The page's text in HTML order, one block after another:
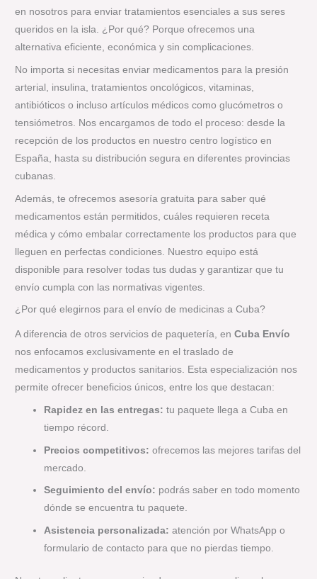
en nosotros para enviar tratamientos esenciales a sus seres
queridos en la isla. ¿Por qué? Porque ofrecemos una
alternativa eficiente, económica y sin complicaciones.
No importa si necesitas enviar medicamentos para la presión
arterial, insulina, tratamientos oncológicos, vitaminas,
antibióticos o incluso artículos médicos como glucómetros o
tensiómetros. Nos encargamos de todo el proceso: desde la
recepción de los productos en nuestro centro logístico en
España, hasta su distribución segura en diferentes provincias
cubanas.
Además, te ofrecemos asesoría gratuita para saber qué
medicamentos están permitidos, cuáles requieren receta
médica y cómo embalar correctamente los productos para que
lleguen en perfectas condiciones. Nuestro equipo está
disponible para resolver todas tus dudas y garantizar que tu
envío cumpla con las normativas vigentes.
¿Por qué elegirnos para el envío de medicinas a Cuba?
A diferencia de otros servicios de paquetería, enCuba Envío
nos enfocamos exclusivamente en el traslado de
medicamentos y productos sanitarios. Esta especialización nos
permite ofrecer beneficios únicos, entre los que destacan:
Rapidez en las entregas: tu paquete llega a Cuba en
tiempo récord.
Precios competitivos: ofrecemos las mejores tarifas del
mercado.
Seguimiento del envío: podrás saber en todo momento
dónde se encuentra tu paquete.
Asistencia personalizada: atención por WhatsApp o
formulario de contacto para que no pierdas tiempo.